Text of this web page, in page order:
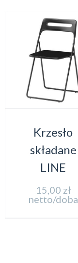
Krzesło
składane
LINE
15,00 zł
netto/doba